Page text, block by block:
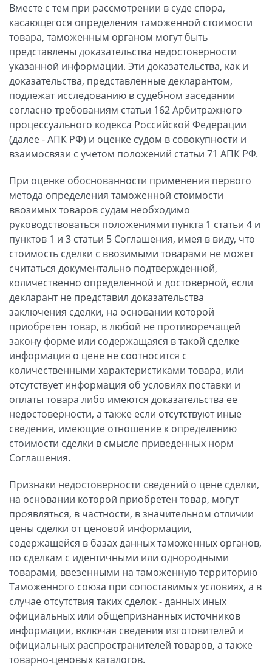
Вместе с тем при рассмотрении в суде спора,
касающегося определения таможенной стоимости
товара, таможенным органом могут быть
представлены доказательства недостоверности
указанной информации. Эти доказательства, как и
доказательства, представленные декларантом,
подлежат исследованию в судебном заседании
согласно требованиям статьи 162 Арбитражного
процессуального кодекса Российской Федерации
(далее - АПК РФ) и оценке судом в совокупности и
взаимосвязи с учетом положений статьи 71 АПК РФ.
При оценке обоснованности применения первого
метода определения таможенной стоимости
ввозимых товаров судам необходимо
руководствоваться положениями пункта 1 статьи 4 и
пунктов 1 и 3 статьи 5 Соглашения, имея в виду, что
стоимость сделки с ввозимыми товарами не может
считаться документально подтвержденной,
количественно определенной и достоверной, если
декларант не представил доказательства
заключения сделки, на основании которой
приобретен товар, в любой не противоречащей
закону форме или содержащаяся в такой сделке
информация о цене не соотносится с
количественными характеристиками товара, или
отсутствует информация об условиях поставки и
оплаты товара либо имеются доказательства ее
недостоверности, а также если отсутствуют иные
сведения, имеющие отношение к определению
стоимости сделки в смысле приведенных норм
Соглашения.
Признаки недостоверности сведений о цене сделки,
на основании которой приобретен товар, могут
проявляться, в частности, в значительном отличии
цены сделки от ценовой информации,
содержащейся в базах данных таможенных органов,
по сделкам с идентичными или однородными
товарами, ввезенными на таможенную территорию
Таможенного союза при сопоставимых условиях, а в
случае отсутствия таких сделок - данных иных
официальных или общепризнанных источников
информации, включая сведения изготовителей и
официальных распространителей товаров, а также
товарно-ценовых каталогов.